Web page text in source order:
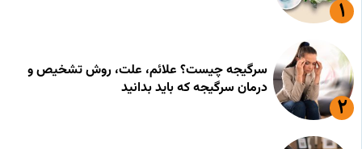
سرگیجه چیست؟ علائم، علت، روش تشخیص و
درمان سرگیجه که باید بدانید